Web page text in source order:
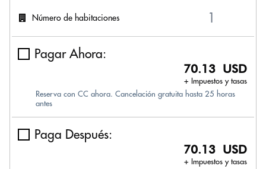
Número de habitaciones
Pagar Ahora:
70.13 USD
+ Impuestos y tasas
Reserva con CC ahora. Cancelación gratuita hasta 25 horas
antes
Paga Después:
70.13 USD
+ Impuestos y tasas